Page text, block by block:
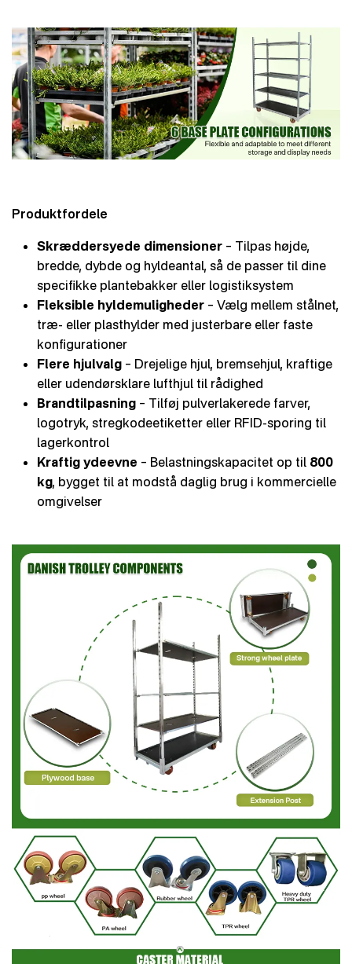
Produktfordele
Skræddersyede dimensioner – Tilpas højde,
bredde, dybde og hyldeantal, så de passer til dine
specifikke plantebakker eller logistiksystem
Fleksible hyldemuligheder – Vælg mellem stålnet,
træ- eller plasthylder med justerbare eller faste
konfigurationer
Flere hjulvalg – Drejelige hjul, bremsehjul, kraftige
eller udendørsklare lufthjul til rådighed
Brandtilpasning – Tilføj pulverlakerede farver,
logotryk, stregkodeetiketter eller RFID-sporing til
lagerkontrol
Kraftig ydeevne – Belastningskapacitet op til 800
kg, bygget til at modstå daglig brug i kommercielle
omgivelser